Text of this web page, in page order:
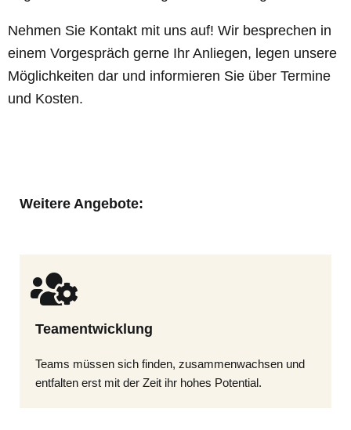
Nehmen Sie Kontakt mit uns auf! Wir besprechen in
einem Vorgespräch gerne Ihr Anliegen, legen unsere
Möglichkeiten dar und informieren Sie über Termine
und Kosten.
Weitere Angebote:
Teamentwicklung
Teams müssen sich finden, zusammenwachsen und
entfalten erst mit der Zeit ihr hohes Potential.